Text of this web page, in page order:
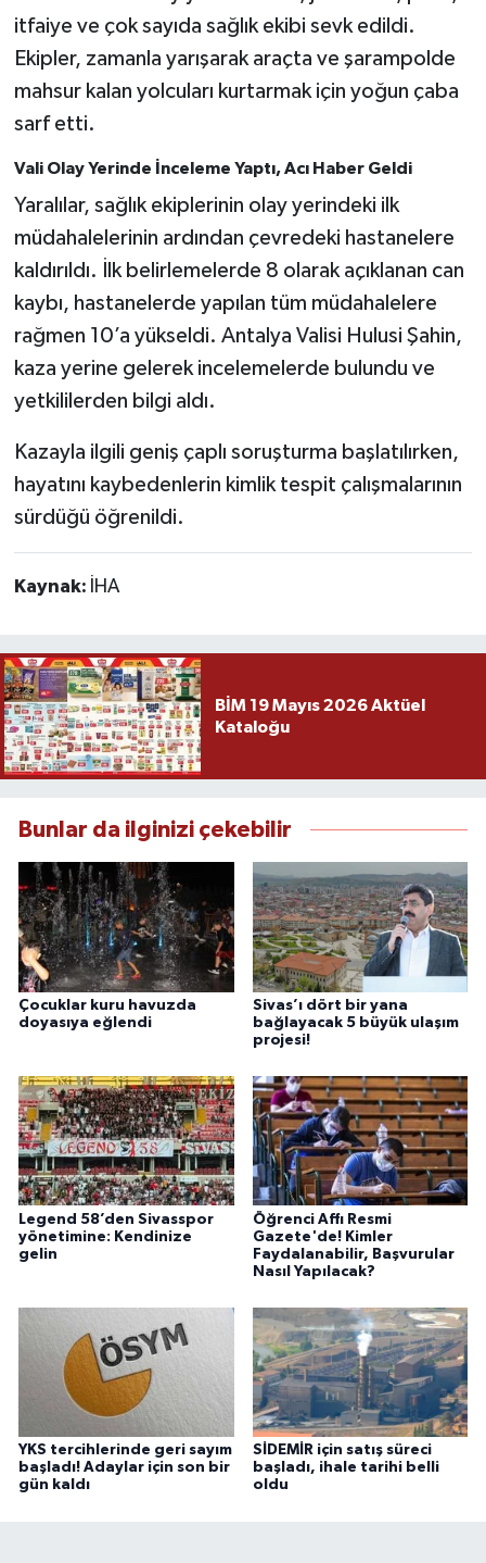
itfaiye ve çok sayıda sağlık ekibi sevk edildi.
Ekipler, zamanla yarışarak araçta ve şarampolde
mahsur kalan yolcuları kurtarmak için yoğun çaba
sarf etti.
Vali Olay Yerinde İnceleme Yaptı, Acı Haber Geldi
Yaralılar, sağlık ekiplerinin olay yerindeki ilk
müdahalelerinin ardından çevredeki hastanelere
kaldırıldı. İlk belirlemelerde 8 olarak açıklanan can
kaybı, hastanelerde yapılan tüm müdahalelere
rağmen 10’a yükseldi. Antalya Valisi Hulusi Şahin,
kaza yerine gelerek incelemelerde bulundu ve
yetkililerden bilgi aldı.
Kazayla ilgili geniş çaplı soruşturma başlatılırken,
hayatını kaybedenlerin kimlik tespit çalışmalarının
sürdüğü öğrenildi.
Kaynak: İHA
BİM 19 Mayıs 2026 Aktüel
Kataloğu
Bunlar da ilginizi çekebilir
Çocuklar kuru havuzda
doyasıya eğlendi
Sivas’ı dört bir yana
bağlayacak 5 büyük ulaşım
projesi!
Legend 58’den Sivasspor
yönetimine: Kendinize
gelin
Öğrenci Affı Resmi
Gazete'de! Kimler
Faydalanabilir, Başvurular
Nasıl Yapılacak?
YKS tercihlerinde geri sayım
başladı! Adaylar için son bir
gün kaldı
SİDEMİR için satış süreci
başladı, ihale tarihi belli
oldu